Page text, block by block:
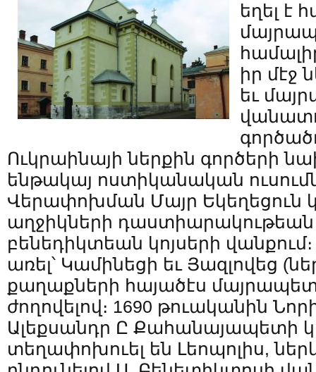
եղել է
իր մէջ
եւ
Ուկրաինայի ներքին գործերի
ենթակայ ոստիկանական
Վերափոխման Մայր Եկեղեցուն
աղջիկների
բենեդիկտեան կոյսերի
առել՝ Կամինեցի եւ Յազլովեց
քաղաքների հայածէս
ժողովելով։ 1690 թուականին
Ալեքսանդր Ը Քահանայապետի
տեղափոխուել են Լեոպոլիս,